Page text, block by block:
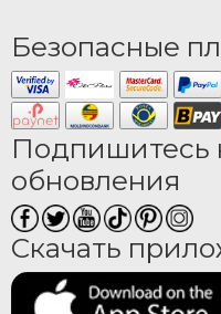
Безопасные
Подпишитесь
обновления
Скачать